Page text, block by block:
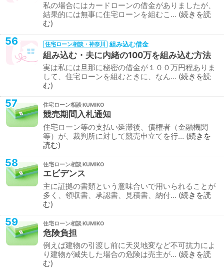
私の場合にはカードローンの借金がありましたが、
結果的には無事に住宅ローンを組むこ… 続きを読
む
56 住宅ローン相談・神奈川 組み込む借金
組み込む・夫に内緒の100万を組み込む方法
実は私には旦那に秘密の借金が１００万円程ありま
して、住宅ローンを組むときに、なん… 続きを読
む
57 住宅ローン相談
競売期間入札通知
住宅ローン等の支払い延滞後、債権者（金融機関
等）が、裁判所に対して競売申立てを行… 続きを
読む
58 住宅ローン相談
エビデンス
主に証拠の書類という意味合いで用いられることが
多く、領収書、承認書、見積書、納付… 続きを読
む
59 住宅ローン相談
危険負担
例えば建物の引渡し前に天災地変など不可抗力によ
り建物が滅失した場合の危険は売主が… 続きを読
む